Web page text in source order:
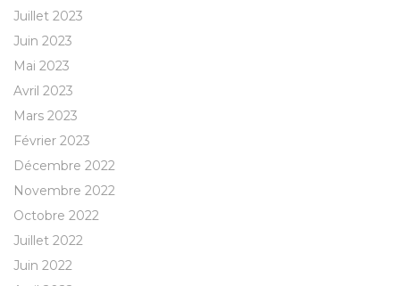
Juillet 2023
Juin 2023
Mai 2023
Avril 2023
Mars 2023
Février 2023
Décembre 2022
Novembre 2022
Octobre 2022
Juillet 2022
Juin 2022